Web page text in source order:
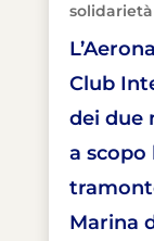
solidarietà
Club
dei due
a scopo
Marina